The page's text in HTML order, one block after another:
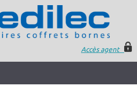
Accès agent